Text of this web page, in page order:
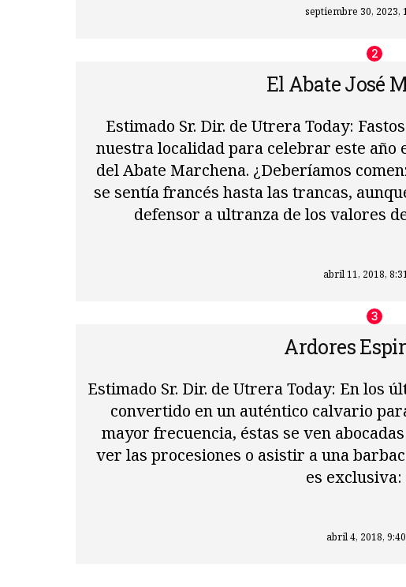
septiembre 30, 2023,
El Abate José
Estimado Sr. Dir. de Utrera Today:
nuestra localidad para celebrar este año
del Abate Marchena. ¿Deberíamos
se sentía francés hasta las trancas,
defensor a ultranza de los valores
abril 11, 2018,
Ardores
Estimado Sr. Dir. de Utrera Today: En los
convertido en un auténtico calvario
mayor frecuencia, éstas se ven
ver las procesiones o asistir a una
es
abril 4, 2018,